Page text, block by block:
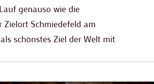
genauso wie die
Zielort Schmiedefeld am
schönstes Ziel der Welt mit